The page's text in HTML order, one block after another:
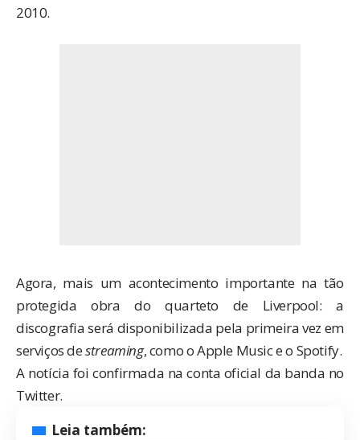
2010.
Agora, mais um acontecimento importante na tão
protegida obra do quarteto de Liverpool: a
discografia será disponibilizada pela primeira vez em
serviços destreaming, como o Apple Music e o Spotify.
A notícia foi confirmada naconta oficial da banda no
Twitter.
Leia também: